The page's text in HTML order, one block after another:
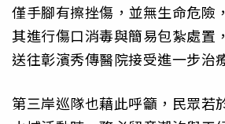
僅手腳有擦挫傷，並無生命危險
其進行傷口消毒與簡易包紮處置
送往彰濱秀傳醫院接受進一步治
第三岸巡隊也藉此呼籲，民眾若